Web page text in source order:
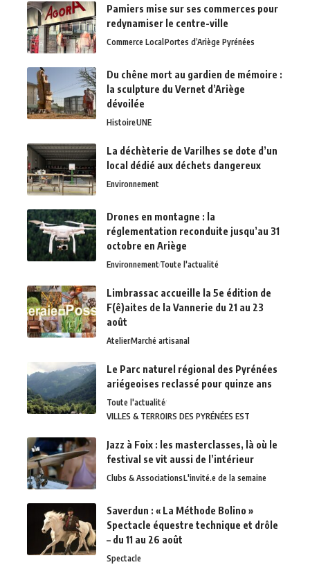
Pamiers mise sur ses commerces pour
redynamiser le centre-ville
Commerce LocalPortes d’Ariège Pyrénées
Du chêne mort au gardien de mémoire :
la sculpture du Vernet d’Ariège
dévoilée
HistoireUNE
La déchèterie de Varilhes se dote d’un
local dédié aux déchets dangereux
Environnement
Drones en montagne : la
réglementation reconduite jusqu’au 31
octobre en Ariège
EnvironnementToute l'actualité
Limbrassac accueille la 5e édition de
F(ê)aites de la Vannerie du 21 au 23
août
AtelierMarché artisanal
Le Parc naturel régional des Pyrénées
ariégeoises reclassé pour quinze ans
Toute l'actualité
VILLES & TERROIRS DES PYRÉNÉES EST
Jazz à Foix : les masterclasses, là où le
festival se vit aussi de l’intérieur
Clubs & AssociationsL'invité.e de la semaine
Saverdun : « La Méthode Bolino »
Spectacle équestre technique et drôle
– du 11 au 26 août
Spectacle